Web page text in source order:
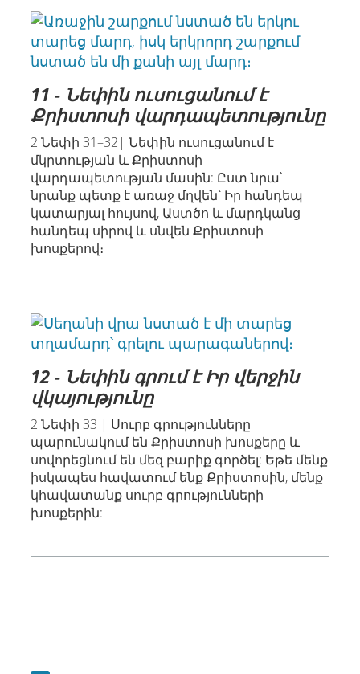
11 - Նեփին ուսուցանում է
Քրիստոսի վարդապետությունը
2 Նեփի 31–32| Նեփին ուսուցանում է
մկրտության և Քրիստոսի
վարդապետության մասին: Ըստ նրա՝
նրանք պետք է առաջ մղվեն՝ Իր հանդեպ
կատարյալ հույսով, Աստծո և մարդկանց
հանդեպ սիրով և սնվեն Քրիստոսի
խոսքերով։
12 - Նեփին գրում է Իր վերջին
վկայությունը
2 Նեփի 33 | Սուրբ գրությունները
պարունակում են Քրիստոսի խոսքերը և
սովորեցնում են մեզ բարիք գործել: Եթե մենք
իսկապես հավատում ենք Քրիստոսին, մենք
կհավատանք սուրբ գրությունների
խոսքերին: